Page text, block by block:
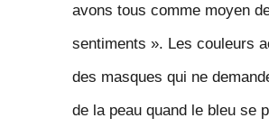
avons tous comme moyen
sentiments ». Les couleurs
des masques qui ne
de la peau quand le bleu se